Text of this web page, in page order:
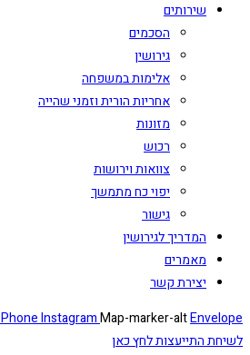
שירותים
הסכמים
גירושין
אלימות במשפחה
אחריות הורית וזמני שהייה
מזונות
רכוש
צוואות וירושות
יפוי כח מתמשך
גישור
המדריך לגירושין
מאמרים
יצירת קשר
PhoneInstagramMap-marker-altEnvelope
לשיחת התייעצות לחץ כאן